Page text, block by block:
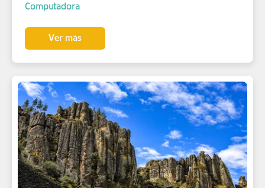
Computadora
Ver más